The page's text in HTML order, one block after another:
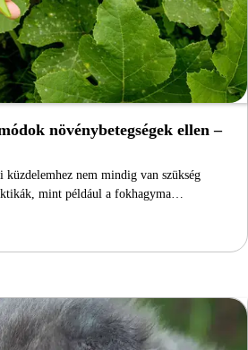
növénybetegségek ellen –
küzdelemhez nem mindig van szükség
mint például a fokhagyma…